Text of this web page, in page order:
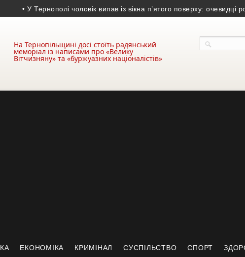
У Тернополі чоловік випав із вікна п’ятого поверху: очевидці
На Тернопільщині досі стоїть радянський
меморіал із написами про «Велику
Вітчизняну» та «буржуазних націоналістів»
ЕКОНОМІКА КРИМІНАЛ СУСПІЛЬСТВО СПОРТ